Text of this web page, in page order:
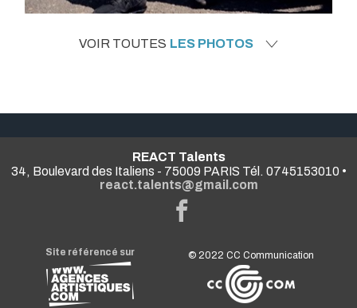
VOIR TOUTES LES PHOTOS
REACT Talents
34, Boulevard des Italiens - 75009 PARIS Tél. 0745153010 •
react.talents@gmail.com
Site référencé sur © 2022CC Communication